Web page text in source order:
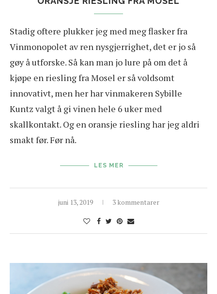
Stadig oftere plukker jeg med meg flasker fra
Vinmonopolet av ren nysgjerrighet, det er jo så
gøy å utforske. Så kan man jo lure på om det å
kjøpe en riesling fra Mosel er så voldsomt
innovativt, men her har vinmakeren Sybille
Kuntz valgt å gi vinen hele 6 uker med
skallkontakt. Og en oransje riesling har jeg aldri
smakt før. Før nå.
LES MER
juni 13, 2019 3 kommentarer